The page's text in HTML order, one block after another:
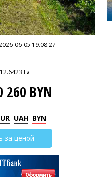
06-05 19:08:27
Га
260 BYN
UAH BYN
за ценой